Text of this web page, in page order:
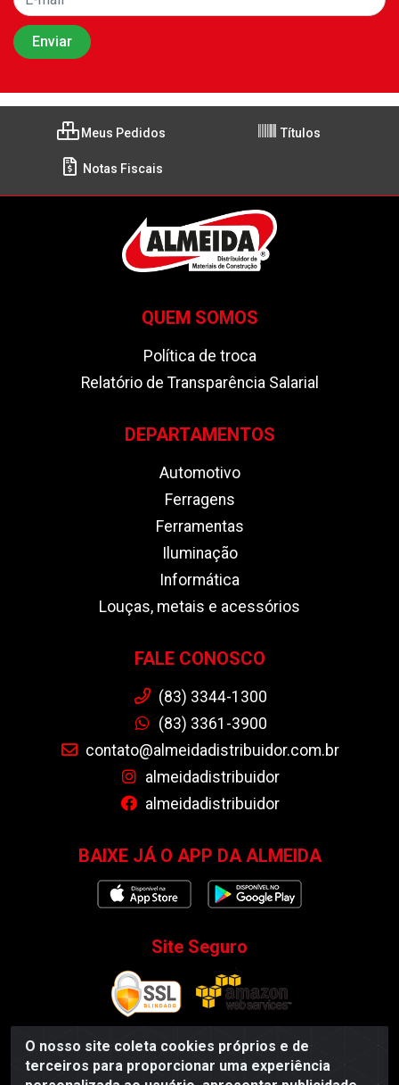
O nosso site coleta cookies próprios e de
terceiros para proporcionar uma experiência
Meus Pedidos Títulos
Notas Fiscais
QUEM SOMOS
Política de troca
Relatório de Transparência Salarial
DEPARTAMENTOS
Automotivo
Ferragens
Ferramentas
Iluminação
Informática
Louças, metais e acessórios
FALE CONOSCO
(83) 3344-1300
(83) 3361-3900
contato@almeidadistribuidor.com.br
almeidadistribuidor
almeidadistribuidor
BAIXE JÁ O APP DA ALMEIDA
Site Seguro
Almeida Distribuidor - Rodovia BR 104, S/N, Centro -